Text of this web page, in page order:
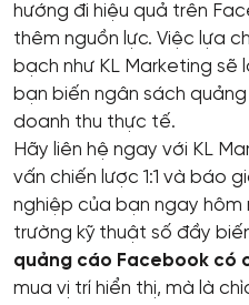
hướng đi hiệu quả trên
thêm nguồn lực. Việc lựa
bạch như KL Marketing sẽ
bạn biến ngân sách
doanh thu thực tế.
Hãy liên hệ ngay với KL
vấn chiến lược 1:1 và báo
nghiệp của bạn ngay hôm
trường kỹ thuật số đầy
quảng cáo Facebook có
mua vị trí hiển thị, mà là